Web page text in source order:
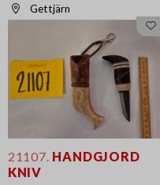
Gettjärn
21107. HANDGJORD
KNIV